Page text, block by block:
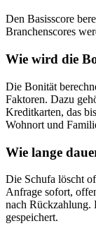
Den Basisscore
Branchenscores
Wie wird die
Die Bonität
Faktoren. Dazu
Kreditkarten, das
Wohnort und
Wie lange
Die Schufa löscht
Anfrage sofort,
nach Rückzahlung.
gespeichert.